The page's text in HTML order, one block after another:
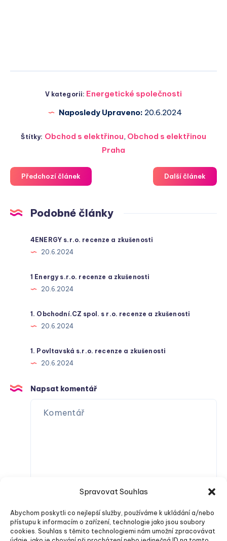
Spravovat Souhlas
Abychom poskytli co nejlepší služby, používáme k ukládání a/nebo
přístupu k informacím o zařízení, technologie jako jsou soubory
cookies. Souhlas s těmito technologiemi nám umožní zpracovávat
V kategorii: Energetické společnosti
Naposledy Upraveno: 20.6.2024
Štítky: Obchod s elektřinou, Obchod s elektřinou
Praha
Předchozí článek Další článek
Podobné články
4ENERGY s.r.o. recenze a zkušenosti
20.6.2024
1 Energy s.r.o. recenze a zkušenosti
20.6.2024
1. Obchodní.CZ spol. s r.o. recenze a zkušenosti
20.6.2024
1. Povltavská s.r.o. recenze a zkušenosti
20.6.2024
Napsat komentář